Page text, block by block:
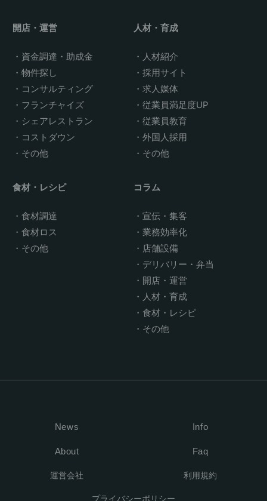
開店・運営
資金調達・助成金
物件探し
コンサルティング
フランチャイズ
シェアレストラン
コストダウン
その他
人材・育成
人材紹介
採用サイト
求人媒体
従業員満足度UP
従業員教育
外国人採用
その他
食材・レシピ
食材調達
食材ロス
その他
コラム
宣伝・集客
業務効率化
店舗設備
デリバリー・弁当
開店・運営
人材・育成
食材・レシピ
その他
News Info
About Faq
運営会社 利用規約
プライバシーポリシー